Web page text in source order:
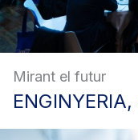
Mirant el futur
ENGINYERIA,